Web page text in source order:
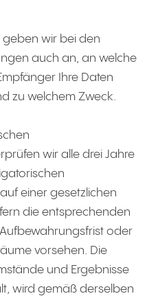
geben wir bei den
auch an, an welche
Ihre Daten
zu welchem Zweck.
wir alle drei Jahre
einer gesetzlichen
die entsprechenden
oder
vorsehen. Die
und Ergebnisse
wird gemäß derselben